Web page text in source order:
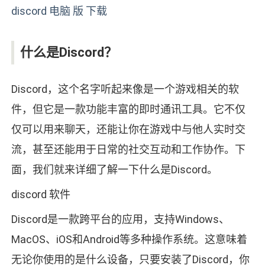
discord 电脑 版 下载
什么是Discord？
Discord，这个名字听起来像是一个游戏相关的软
件，但它是一款功能丰富的即时通讯工具。它不仅
仅可以用来聊天，还能让你在游戏中与他人实时交
流，甚至还能用于日常的社交互动和工作协作。下
面，我们就来详细了解一下什么是Discord。
discord 软件
Discord是一款跨平台的应用，支持Windows、
MacOS、iOS和Android等多种操作系统。这意味着
无论你使用的是什么设备，只要安装了Discord，你